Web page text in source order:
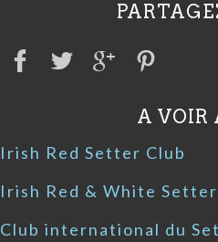
A VOIR
Irish Red Setter Club
Irish Red & White
Club international du